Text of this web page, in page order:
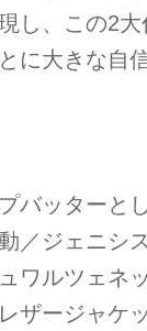
し、この2
に大きな自
バッターと
／ジェニシ
ワルツェネ
ザージャケ